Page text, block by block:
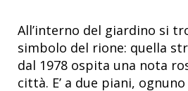
All’interno del giardino si
simbolo del rione: quella
dal 1978 ospita una nota
città. E’ a due piani,